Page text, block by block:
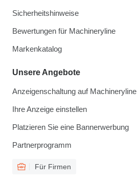
Sicherheitshinweise
Bewertungen für Machineryline
Markenkatalog
Unsere Angebote
Anzeigenschaltung auf Machineryline
Ihre Anzeige einstellen
Platzieren Sie eine Bannerwerbung
Partnerprogramm
Für Firmen